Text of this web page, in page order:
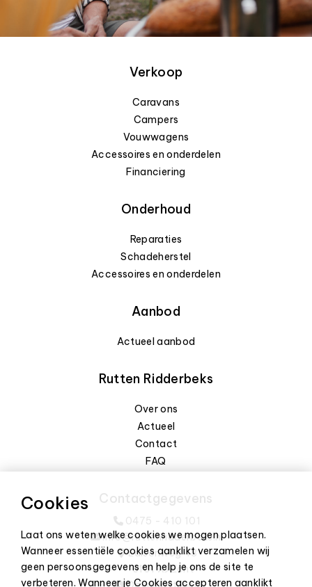
Cookies
Laat ons weten welke cookies we mogen plaatsen.
Wanneer essentiële cookies aanklikt verzamelen wij
geen persoonsgegevens en help je ons de site te
verbeteren. Wanneer je Cookies accepteren aanklikt
Verkoop
Caravans
Campers
Vouwwagens
Accessoires en onderdelen
Financiering
Onderhoud
Reparaties
Schadeherstel
Accessoires en onderdelen
Aanbod
Actueel aanbod
Rutten Ridderbeks
Over ons
Actueel
Contact
FAQ
Contactgegevens
0475 - 410 101
info@ruttenridderbeks.nl
Edisonweg 43
6101 XJ Echt